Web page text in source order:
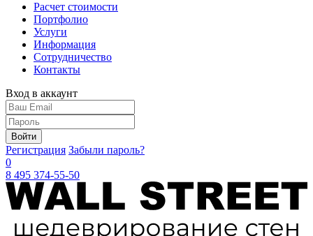
Расчет стоимости
Портфолио
Услуги
Информация
Сотрудничество
Контакты
Вход в аккаунт
Войти
Регистрация Забыли пароль?
0
8 495 374-55-50